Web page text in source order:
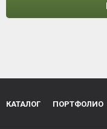
КАТАЛОГ ПОРТФОЛИО